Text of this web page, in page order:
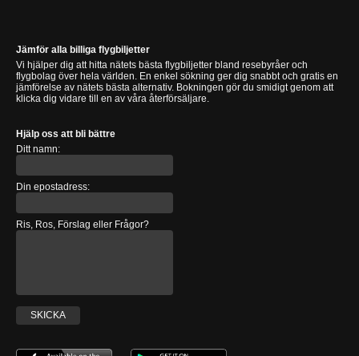
Jämför alla billiga flygbiljetter
Vi hjälper dig att hitta nätets bästa flygbiljetter bland resebyråer och
flygbolag över hela världen. En enkel sökning ger dig snabbt och gratis en
jämförelse av nätets bästa alternativ. Bokningen gör du smidigt genom att
klicka dig vidare till en av våra återförsäljare.
Hjälp oss att bli bättre
Ditt namn:
Din epostadress:
Ris, Ros, Förslag eller Frågor?
SKICKA